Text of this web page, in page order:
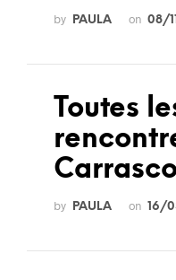
by PAULA on 08/
Toutes
by PAULA on 16/